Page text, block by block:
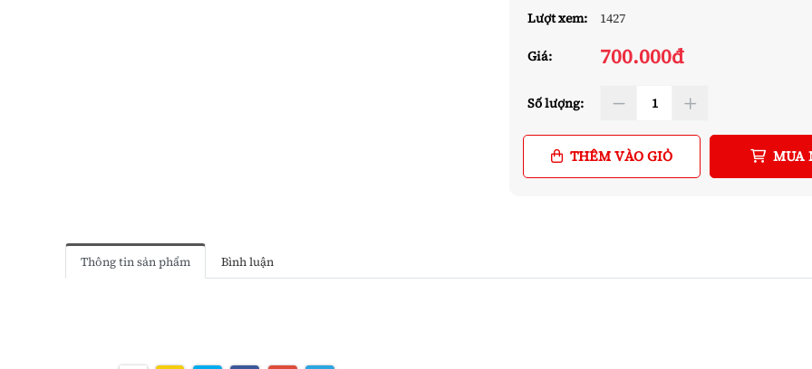
Lượt xem: 1427
Giá: 700.000đ
Số lượng:
THÊM VÀO GIỎ MUA
Thông tin sản phẩm Bình luận